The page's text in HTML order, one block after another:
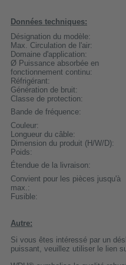
Données techniques:
Désignation du modèle:
Max. Circulation de l'air:
Domaine d'application:
Ø Puissance absorbée en
fonctionnement continu:
Réfrigérant:
Génération de bruit:
Classe de protection:
Bande de fréquence:
Couleur:
Longueur du câble:
Dimension du produit (H/W/D):
Poids:
Étendue de la livraison:
Convient pour les pièces jusqu'à
max.:
Fusible:
Autre:
Si vous êtes intéressé par un
puissant, veuillez utiliser le lien